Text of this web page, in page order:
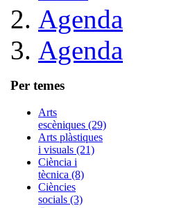
Agenda
Agenda
Per temes
Arts
escèniques (29)
Arts plàstiques
i visuals (21)
Ciència i
tècnica (8)
Ciències
socials (3)